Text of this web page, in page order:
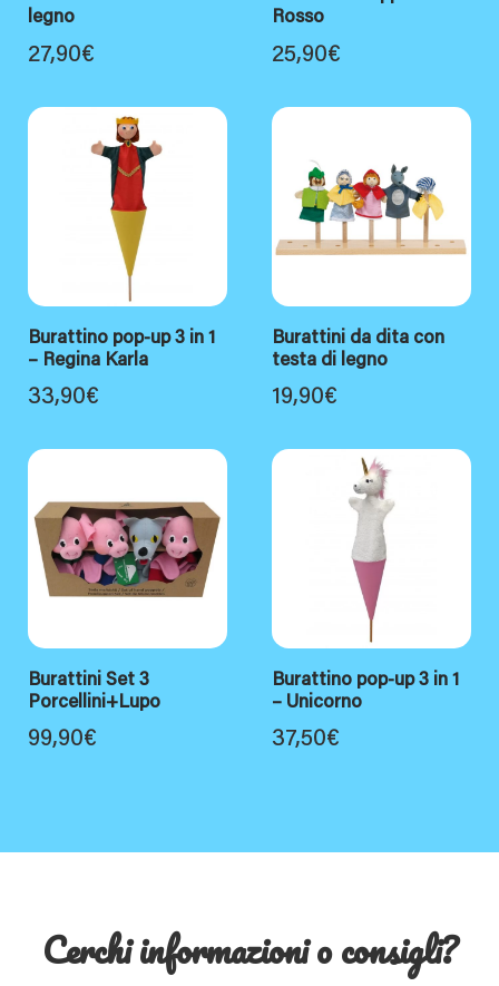
legno
27,90€
Rosso
25,90€
Burattino pop-up 3 in 1
– Regina Karla
33,90€
Burattini da dita con
testa di legno
19,90€
Burattini Set 3
Porcellini+Lupo
99,90€
Burattino pop-up 3 in 1
– Unicorno
37,50€
Cerchi informazioni o consigli?